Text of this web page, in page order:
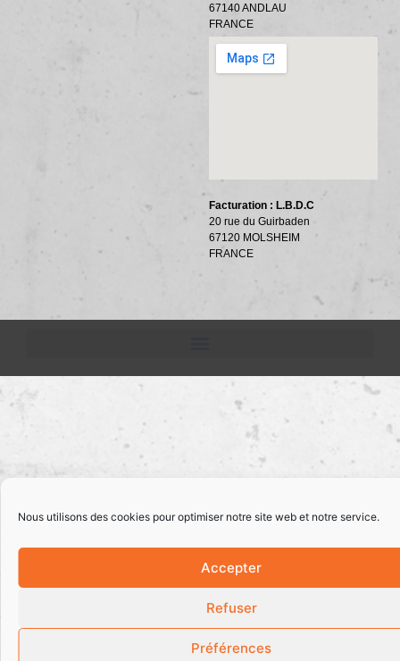
Nous utilisons des cookies pour optimiser notre site web et notre service.
Accepter
Refuser
Préférences
67140 ANDLAU
FRANCE
Facturation : L.B.D.C
20 rue du Guirbaden
67120 MOLSHEIM
FRANCE